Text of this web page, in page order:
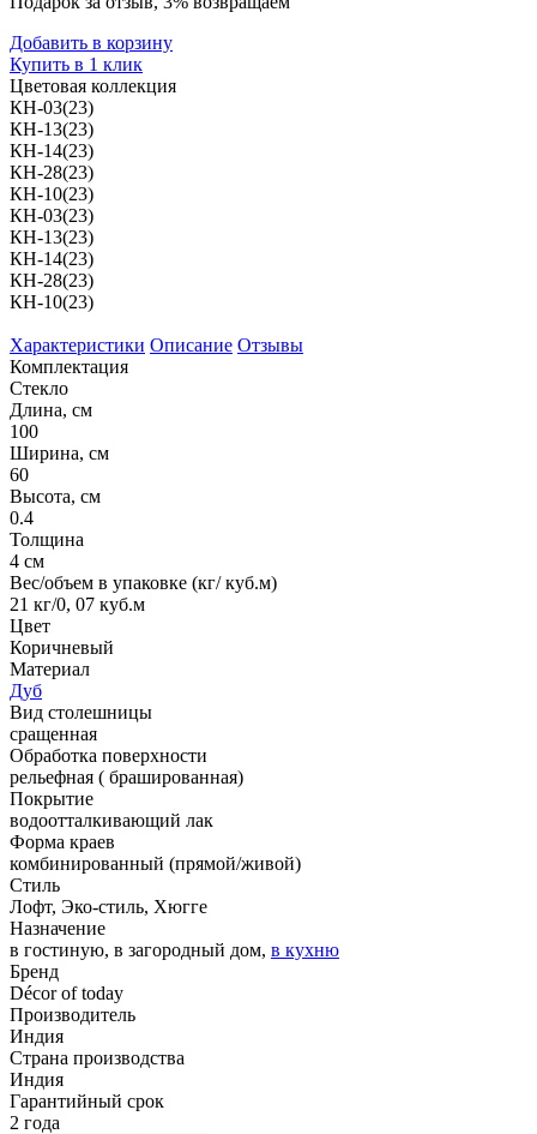
Добавить в корзину
Купить в 1 клик
Цветовая коллекция
КН-03(23)
КН-13(23)
КН-14(23)
КН-28(23)
КН-10(23)
КН-03(23)
КН-13(23)
КН-14(23)
КН-28(23)
КН-10(23)
Характеристики Описание Отзывы
Комплектация
Стекло
Длина, см
100
Ширина, см
60
Высота, см
0.4
Толщина
4 см
Вес/объем в упаковке (кг/ куб.м)
21 кг/0, 07 куб.м
Цвет
Коричневый
Материал
Дуб
Вид столешницы
сращенная
Обработка поверхности
рельефная ( брашированная)
Покрытие
водоотталкивающий лак
Форма краев
комбинированный (прямой/живой)
Стиль
Лофт, Эко-стиль, Хюгге
Назначение
в гостиную, в загородный дом, в кухню
Бренд
Décor of today
Производитель
Индия
Страна производства
Индия
Гарантийный срок
2 года